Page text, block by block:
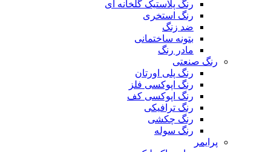
رنگ پلاستیک گلخانه ای
رنگ استخری
ضد زنگ
بتونه ساختمانی
مادر رنگ
رنگ صنعتی
رنگ پلی اورتان
رنگ اپوکسی فلز
رنگ اپوکسی کف
رنگ ترافیکی
رنگ چکشی
رنگ سوله
پرایمر